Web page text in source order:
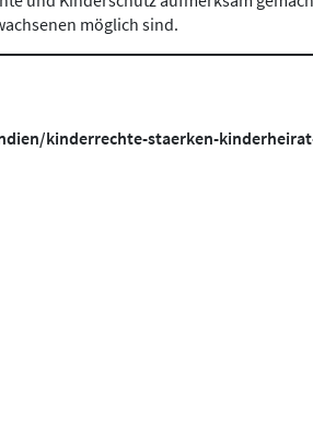
möglich sind.
kinderrechte-staerken-